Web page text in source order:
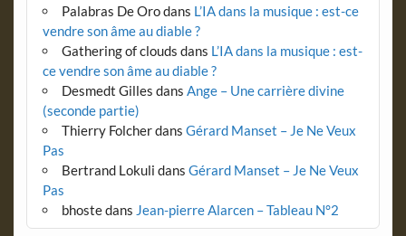
Palabras De Orodans L’IA dans la musique : est-ce
vendre son âme au diable ?
Gathering of clouds dans L’IA dans la musique : est-
ce vendre son âme au diable ?
Desmedt Gilles dans Ange – Une carrière divine
(seconde partie)
Thierry Folcherdans Gérard Manset – Je Ne Veux
Pas
Bertrand Lokuli dans Gérard Manset – Je Ne Veux
Pas
bhostedans Jean-pierre Alarcen – Tableau N°2